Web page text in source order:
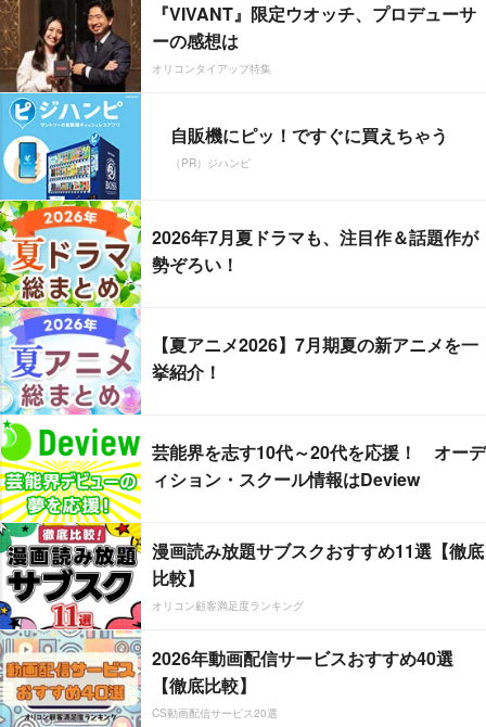
『VIVANT』限定ウオッチ、プロデューサ
ーの感想は
オリコンタイアップ特集
自販機にピッ！ですぐに買えちゃう
（PR）ジハンピ
2026年7月夏ドラマも、注目作＆話題作が
勢ぞろい！
【夏アニメ2026】7月期夏の新アニメを一
挙紹介！
芸能界を志す10代～20代を応援！ オーデ
ィション・スクール情報はDeview
漫画読み放題サブスクおすすめ11選【徹底
比較】
オリコン顧客満足度ランキング
2026年動画配信サービスおすすめ40選
【徹底比較】
CS動画配信サービス20選